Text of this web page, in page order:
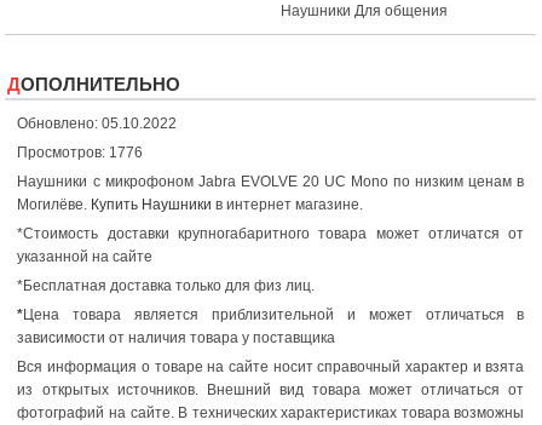
Наушники Для общения
ДОПОЛНИТЕЛЬНО
Обновлено: 05.10.2022
Просмотров: 1776
Наушники с микрофоном Jabra EVOLVE 20 UC Mono по низким ценам в
Могилёве. Купить Наушники в интернет магазине.
*Стоимость доставки крупногабаритного товара может отличатся от
указанной на сайте
*Бесплатная доставка только для физ лиц.
*Цена товара является приблизительной и может отличаться в
зависимости от наличия товара у поставщика
Вся информация о товаре на сайте носит справочный характер и взята
из открытых источников. Внешний вид товара может отличаться от
фотографий на сайте. В технических характеристиках товара возможны